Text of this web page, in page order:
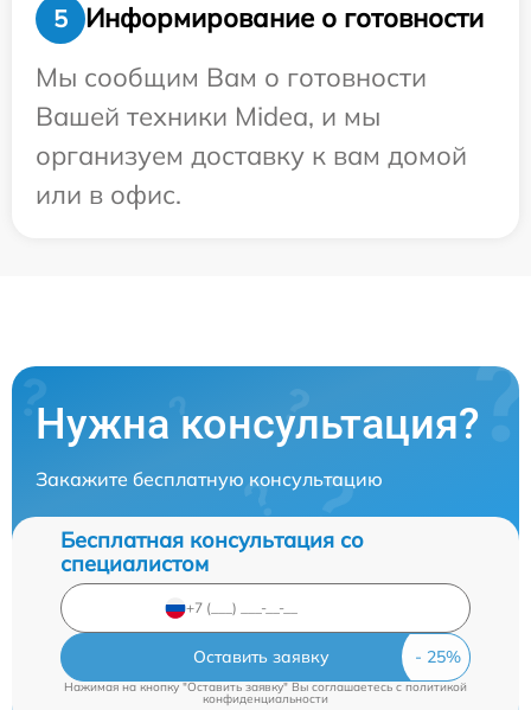
5
Информирование о готовности
Мы сообщим Вам о готовности
Вашей техники Midea, и мы
организуем доставку к вам домой
или в офис.
Нужна консультация?
Закажите бесплатную консультацию
Бесплатная консультация со
специалистом
Оставить заявку
Нажимая на кнопку "Оставить заявку" Вы соглашаетесь cполитикой
конфиденциальности